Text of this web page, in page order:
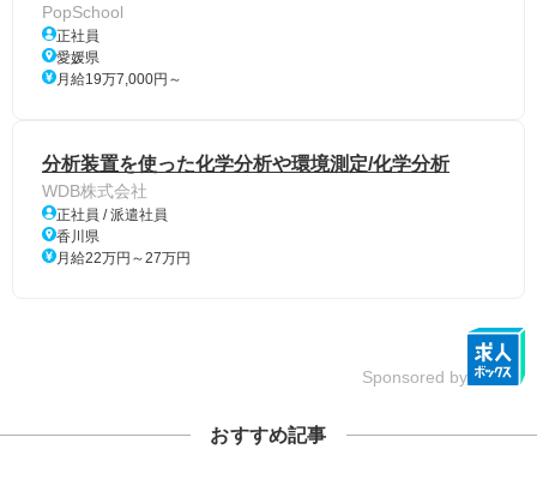
PopSchool
正社員
愛媛県
月給19万7,000円～
分析装置を使った化学分析や環境測定/化学分析
WDB株式会社
正社員 / 派遣社員
香川県
月給22万円～27万円
Sponsored by
おすすめ記事